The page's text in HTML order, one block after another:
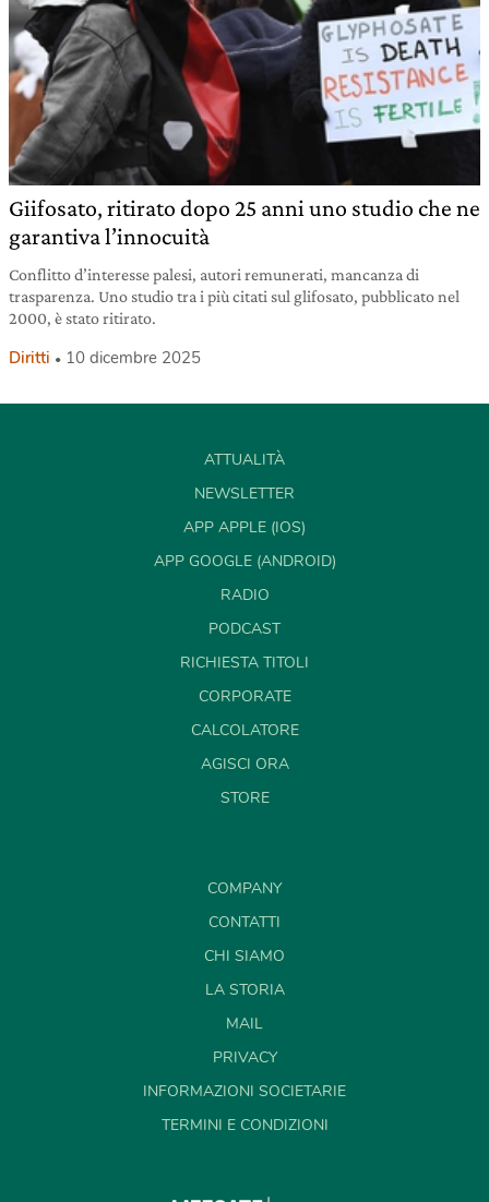
Giifosato, ritirato dopo 25 anni uno studio che ne
garantiva l’innocuità
Conflitto d’interesse palesi, autori remunerati, mancanza di
trasparenza. Uno studio tra i più citati sul glifosato, pubblicato nel
2000, è stato ritirato.
Diritti 10 dicembre 2025
ATTUALITÀ
NEWSLETTER
APP APPLE (IOS)
APP GOOGLE (ANDROID)
RADIO
PODCAST
RICHIESTA TITOLI
CORPORATE
CALCOLATORE
AGISCI ORA
STORE
COMPANY
CONTATTI
CHI SIAMO
LA STORIA
MAIL
PRIVACY
INFORMAZIONI SOCIETARIE
TERMINI E CONDIZIONI